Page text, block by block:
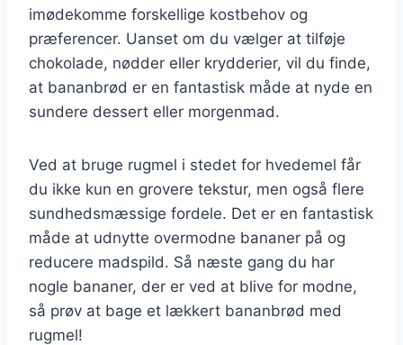
imødekomme forskellige kostbehov og
præferencer. Uanset om du vælger at tilføje
chokolade, nødder eller krydderier, vil du finde,
at bananbrød er en fantastisk måde at nyde en
sundere dessert eller morgenmad.
Ved at bruge rugmel i stedet for hvedemel får
du ikke kun en grovere tekstur, men også flere
sundhedsmæssige fordele. Det er en fantastisk
måde at udnytte overmodne bananer på og
reducere madspild. Så næste gang du har
nogle bananer, der er ved at blive for modne,
så prøv at bage et lækkert bananbrød med
rugmel!